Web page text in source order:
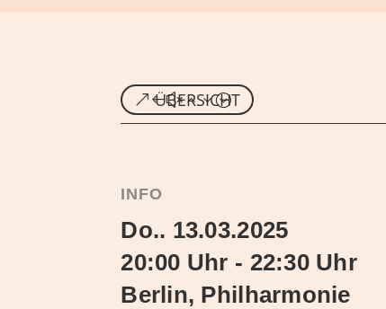
ÜBERSICHT
INFO
Do.. 13.03.2025
20:00 Uhr - 22:30 Uhr
Berlin, Philharmonie